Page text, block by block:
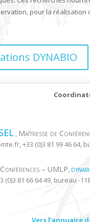
pour la réalisation
DYNABIO
, Maîtresse de
, +33 (0)3 81 99 46 64,
– UMLP,
(0)3 81 66 64 49, bureau -
Vers l’annuaire